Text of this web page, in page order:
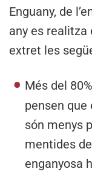
Enguany, de
any es realitza
extret les
Més del
pensen
són menys
mentides
enganyosa